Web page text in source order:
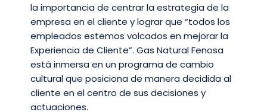
la importancia de centrar la estrategia de la
empresa en el cliente y lograr que “todos los
empleados estemos volcados en mejorar la
Experiencia de Cliente”. Gas Natural Fenosa
está inmersa en un programa de cambio
cultural que posiciona de manera decidida al
cliente en el centro de sus decisiones y
actuaciones.